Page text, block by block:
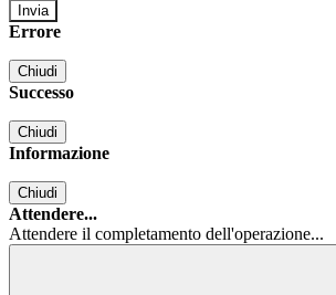
Errore
Chiudi
Successo
Chiudi
Informazione
Chiudi
Attendere...
Attendere il completamento dell'operazione...